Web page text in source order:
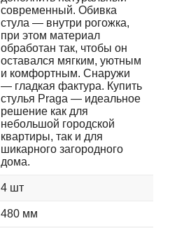
современный. Обивка
стула — внутри рогожка,
при этом материал
обработан так, чтобы он
оставался мягким, уютным
и комфортным. Снаружи
— гладкая фактура. Купить
стулья Praga — идеальное
решение как для
небольшой городской
квартиры, так и для
шикарного загородного
дома.
4 шт
480 мм